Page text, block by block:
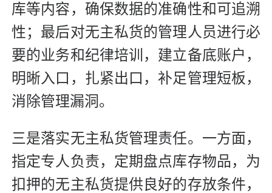
库等内容，确保数据的准确性和可追溯
性；最后对无主私货的管理人员进行必
要的业务和纪律培训，建立备底账户，
明晰入口，扎紧出口，补足管理短板，
消除管理漏洞。
三是落实无主私货管理责任。一方面，
指定专人负责，定期盘点库存物品，为
扣押的无主私货提供良好的存放条件，